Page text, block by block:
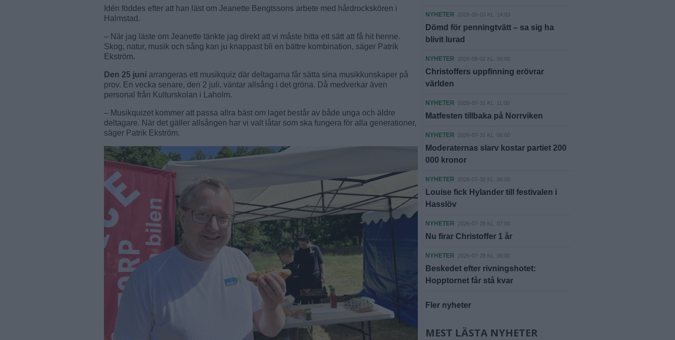
Idén föddes efter att han läst om Jeanette Bengtssons arbete med hårdrockskören i
Halmstad.
– När jag läste om Jeanette tänkte jag direkt att vi måste hitta ett sätt att få hit henne.
Skog, natur, musik och sång kan ju knappast bli en bättre kombination, säger Patrik
Ekström.
Den 25 juni arrangeras ett musikquiz där deltagarna får sätta sina musikkunskaper på
prov. En vecka senare, den 2 juli, väntar allsång i det gröna. Då medverkar även
personal från Kulturskolan i Laholm.
– Musikquizet kommer att passa allra bäst om laget består av både unga och äldre
deltagare. När det gäller allsången har vi valt låtar som ska fungera för alla generationer,
säger Patrik Ekström.
NYHETER 2026-08-03 KL. 14:03
Dömd för penningtvätt – sa sig ha
blivit lurad
NYHETER 2026-08-02 KL. 06:00
Christoffers uppfinning erövrar
världen
NYHETER 2026-07-31 KL. 11:00
Matfesten tillbaka på Norrviken
NYHETER 2026-07-31 KL. 06:00
Moderaternas slarv kostar partiet 200
000 kronor
NYHETER 2026-07-30 KL. 06:00
Louise fick Hylander till festivalen i
Hasslöv
NYHETER 2026-07-28 KL. 07:00
Nu firar Christoffer 1 år
NYHETER 2026-07-28 KL. 06:00
Beskedet efter rivningshotet:
Hopptornet får stå kvar
Fler nyheter
MEST LÄSTA NYHETER